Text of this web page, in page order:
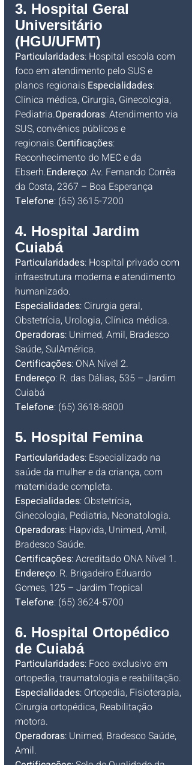
3. Hospital Geral
Universitário
(HGU/UFMT)
Particularidades: Hospital escola com
foco em atendimento pelo SUS e
planos regionais.Especialidades:
Clínica médica, Cirurgia, Ginecologia,
Pediatria.Operadoras: Atendimento via
SUS, convênios públicos e
regionais.Certificações:
Reconhecimento do MEC e da
Ebserh.Endereço: Av. Fernando Corrêa
da Costa, 2367 – Boa Esperança
Telefone: (65) 3615-7200
4. Hospital Jardim
Cuiabá
Particularidades: Hospital privado com
infraestrutura moderna e atendimento
humanizado.
Especialidades: Cirurgia geral,
Obstetrícia, Urologia, Clínica médica.
Operadoras: Unimed, Amil, Bradesco
Saúde, SulAmérica.
Certificações: ONA Nível 2.
Endereço: R. das Dálias, 535 – Jardim
Cuiabá
Telefone: (65) 3618-8800
5. Hospital Femina
Particularidades: Especializado na
saúde da mulher e da criança, com
maternidade completa.
Especialidades: Obstetrícia,
Ginecologia, Pediatria, Neonatologia.
Operadoras: Hapvida, Unimed, Amil,
Bradesco Saúde.
Certificações: Acreditado ONA Nível 1.
Endereço: R. Brigadeiro Eduardo
Gomes, 125 – Jardim Tropical
Telefone: (65) 3624-5700
6. Hospital Ortopédico
de Cuiabá
Particularidades: Foco exclusivo em
ortopedia, traumatologia e reabilitação.
Especialidades: Ortopedia, Fisioterapia,
Cirurgia ortopédica, Reabilitação
motora.
Operadoras: Unimed, Bradesco Saúde,
Amil.